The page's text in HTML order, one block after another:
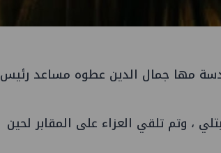
مها جمال الدين عطوه مساعد رئيس
، وتم تلقي العزاء على المقابر لحين